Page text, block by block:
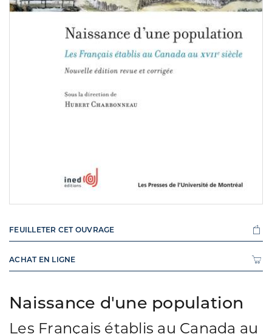
Naissance d'une population
Les Français établis au Canada au
FEUILLETER CET OUVRAGE
ACHAT EN LIGNE